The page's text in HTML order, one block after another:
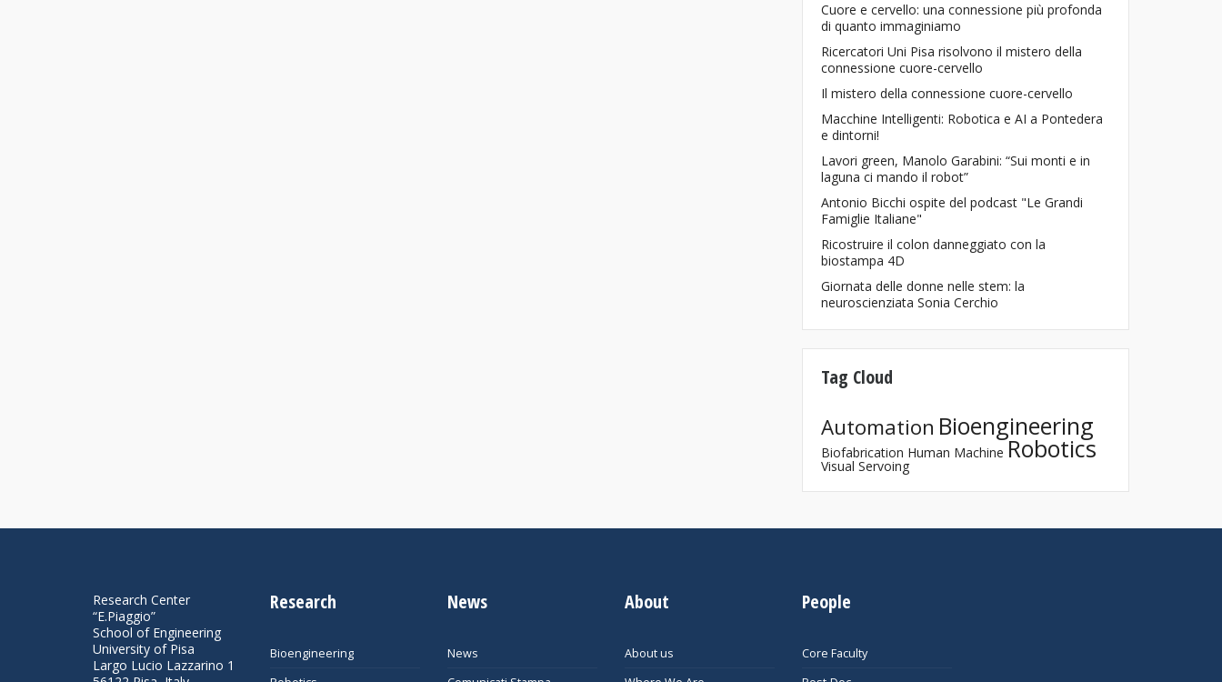
Cuore e cervello: una connessione più profonda
di quanto immaginiamo
Ricercatori Uni Pisa risolvono il mistero della
connessione cuore-cervello
Il mistero della connessione cuore-cervello
Macchine Intelligenti: Robotica e AI a Pontedera
e dintorni!
Lavori green, Manolo Garabini: “Sui monti e in
laguna ci mando il robot”
Antonio Bicchi ospite del podcast "Le Grandi
Famiglie Italiane"
Ricostruire il colon danneggiato con la
biostampa 4D
Giornata delle donne nelle stem: la
neuroscienziata Sonia Cerchio
Tag Cloud
Automation Bioengineering
Biofabrication Human Machine Robotics
Visual Servoing
Research Center
“E.Piaggio”
School of Engineering
University of Pisa
Largo Lucio Lazzarino 1
Research
Bioengineering
News
News
About
About us
People
Core Faculty